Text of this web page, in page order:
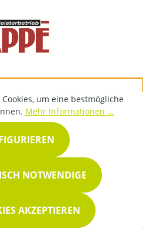
um eine bestmögliche
Mehr Informationen ...
NOTWENDIGE
AKZEPTIEREN